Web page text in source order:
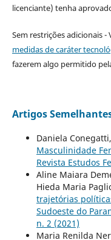
licenciante) tenha
Sem restrições adicionais
medidas de caráter
fazerem algo permitido
Artigos
Daniela Conegatti,
Masculinidade
Revista Estudos
Aline Maiara
Hieda Maria
trajetórias
Sudoeste do
n. 2 (2021)
Maria Renilda